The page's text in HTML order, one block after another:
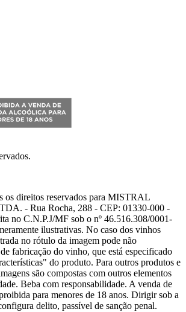
os direitos reservados para MISTRAL
- Rua Rocha, 288 - CEP: 01330-000 -
no C.N.P.J/MF sob o nº 46.516.308/0001-
ilustrativas. No caso dos vinhos
no rótulo da imagem pode não
fabricação do vinho, que está especificado
do produto. Para outros produtos e
são compostas com outros elementos
Beba com responsabilidade. A venda de
para menores de 18 anos. Dirigir sob a
delito, passível de sanção penal.